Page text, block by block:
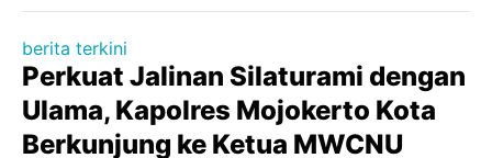
berita terkini
Perkuat Jalinan Silaturami dengan
Ulama, Kapolres Mojokerto Kota
Berkunjung ke Ketua MWCNU